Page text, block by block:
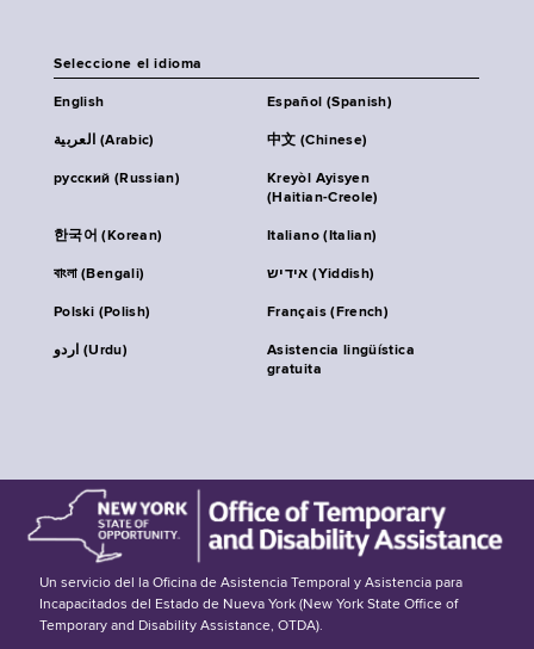
Seleccione el idioma
English Español (Spanish)
العربية (Arabic) 中文 (Chinese)
русский (Russian)
Kreyòl Ayisyen
(Haitian-Creole)
한국어 (Korean) Italiano (Italian)
বাংলা (Bengali) אידיש (Yiddish)
Polski (Polish) Français (French)
اردو (Urdu)
Asistencia lingüística
gratuita
Un servicio del la Oficina de Asistencia Temporal y Asistencia para
Incapacitados del Estado de Nueva York (New York State Office of
Temporary and Disability Assistance, OTDA).